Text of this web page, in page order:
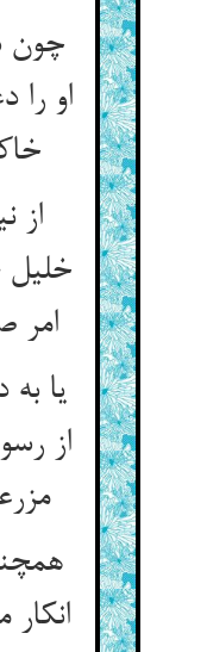
چون
او
از
امر
یا
از